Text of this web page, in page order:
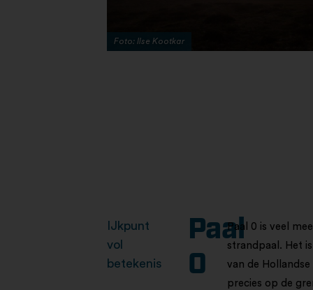
Foto: Ilse Kootkar
IJkpunt
vol
betekenis
Paal
0
Paal 0 is veel
strandpaal. Het
van de
precies op de